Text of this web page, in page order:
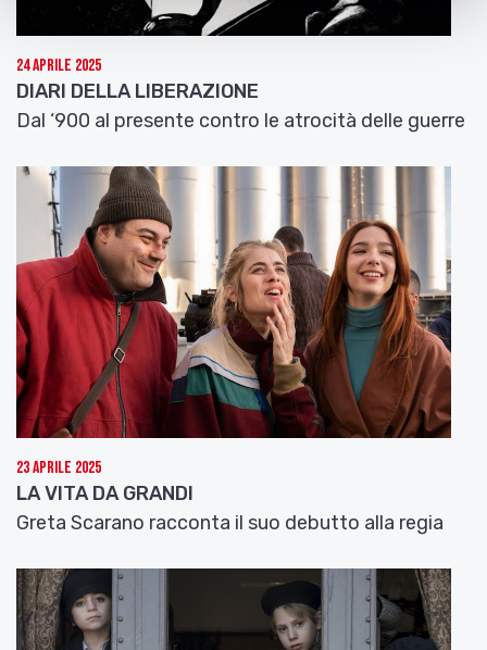
24 Aprile 2025
DIARI DELLA LIBERAZIONE
Dal ‘900 al presente contro le atrocità delle guerre
23 Aprile 2025
LA VITA DA GRANDI
Greta Scarano racconta il suo debutto alla regia